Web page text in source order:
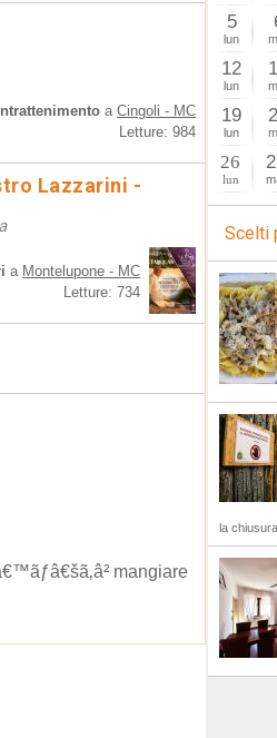
Intrattenimento a Cingoli - MC
Letture: 984
Lazzarini -
a Montelupone - MC
Letture: 734
mangiare
5
lun
12
lun
19
lun
26
lun
Scelti
la